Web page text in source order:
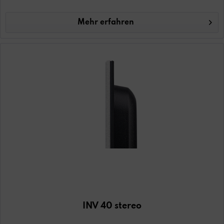
Mehr erfahren
INV 40 stereo